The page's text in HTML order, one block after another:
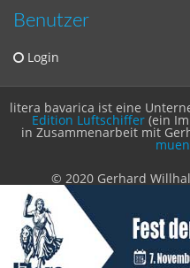
Benutzer
Login
litera bavarica ist eine
Edition Luftschiffer(ein
in Zusammenarbeit mit
© 2020 Gerhard